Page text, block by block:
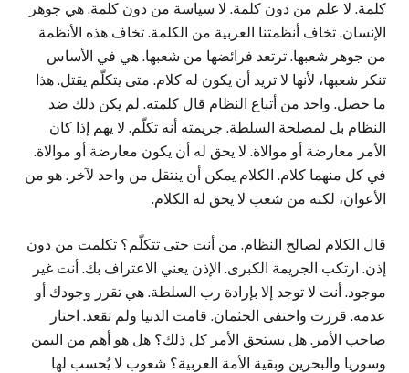
كلمة. لا علم من دون كلمة. لا سياسة من دون كلمة. هي جوهر
الإنسان. تخاف أنظمتنا العربية من الكلمة. تخاف هذه الأنظمة
من جوهر شعبها. ترتعد فرائضها من شعبها. هي في الأساس
تنكر شعبها، لأنها لا تريد أن يكون له كلام. متى يتكلّم يقتل. هذا
ما حصل. واحد من أتباع النظام قال كلمته. لم يكن ذلك ضد
النظام بل لمصلحة السلطة. جريمته أنه تكلّم. لا يهم إذا كان
الأمر معارضة أو موالاة. لا يحق له أن يكون معارضة أو موالاة.
في كل منهما كلام. الكلام يمكن أن ينتقل من واحد لآخر. هو من
الأعوان، لكنه من شعب لا يحق له الكلام.
قال الكلام لصالح النظام. من أنت حتى تتكلّم؟ تكلمت من دون
إذن. ارتكب الجريمة الكبرى. الإذن يعني الاعتراف بك. أنت غير
موجود. أنت لا توجد إلا بإرادة رب السلطة. هي تقرر وجودك أو
عدمه. قررت واختفى الجثمان. قامت الدنيا ولم تقعد. احتار
صاحب الأمر. هل يستحق الأمر كل ذلك؟ هل هو أهم من اليمن
وسوريا والبحرين وبقية الأمة العربية؟ شعوب لا يُحسب لها